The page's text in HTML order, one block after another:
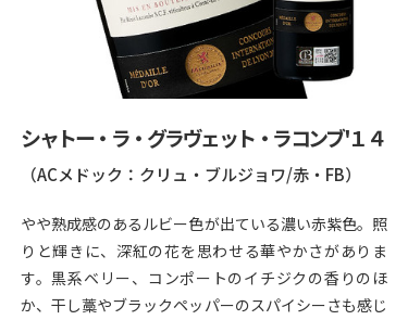
シャトー・ラ・グラヴェット・ラコンブ'１４
（ACメドック：クリュ・ブルジョワ/赤・FB）
やや熟成感のあるルビー色が出ている濃い赤紫色。照
りと輝きに、深紅の花を思わせる華やかさがありま
す。黒系ベリー、コンポートのイチジクの香りのほ
か、干し藁やブラックペッパーのスパイシーさも感じ